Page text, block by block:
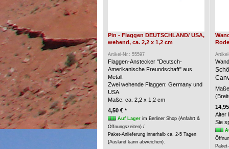
Pin - Flaggen DEUTSCHLAND/ USA,
wehend, ca. 2,2 x 1,2 cm
Artikel-Nr.: 55597
Flaggen-Anstecker "Deutsch-
Amerikanische Freundschaft" aus
Metall.
Zwei wehende Flaggen: Germany und
USA.
Maße: ca. 2,2 x 1,2 cm
4,50 € *
Auf Lagerim Berliner Shop (Anfahrt &
Öffnungszeiten) /
Paket-Anlieferung innerhalb ca. 2-5 Tagen
(Ausland kann abweichen).
Alter
Sie